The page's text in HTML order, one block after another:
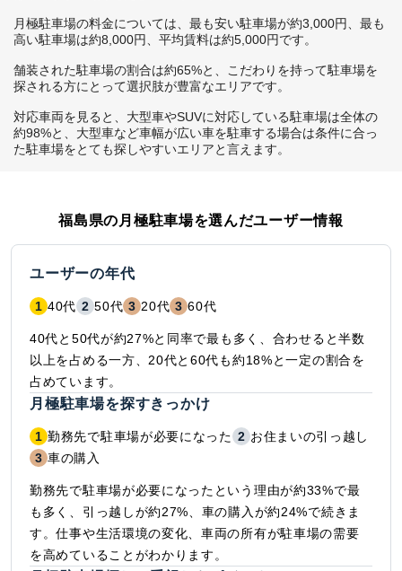
月極駐車場の料金については、最も安い駐車場が約3,000円、最も
高い駐車場は約8,000円、平均賃料は約5,000円です。
舗装された駐車場の割合は約65%と、こだわりを持って駐車場を
探される方にとって選択肢が豊富なエリアです。
対応車両を見ると、大型車やSUVに対応している駐車場は全体の
約98%と、大型車など車幅が広い車を駐車する場合は条件に合っ
た駐車場をとても探しやすいエリアと言えます。
福島県の月極駐車場を選んだユーザー情報
ユーザーの年代
1 40代 2 50代 3 20代 3 60代
40代と50代が約27%と同率で最も多く、合わせると半数
以上を占める一方、20代と60代も約18%と一定の割合を
占めています。
月極駐車場を探すきっかけ
1 勤務先で駐車場が必要になった 2 お住まいの引っ越し
3 車の購入
勤務先で駐車場が必要になったという理由が約33%で最
も多く、引っ越しが約27%、車の購入が約24%で続きま
す。仕事や生活環境の変化、車両の所有が駐車場の需要
を高めていることがわかります。